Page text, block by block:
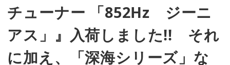
チューナー 「852Hz ジーニ
アス」』入荷しました!! それ
に加え、「深海シリーズ」な